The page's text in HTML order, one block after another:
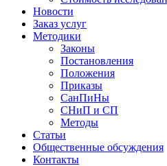
Новости
Заказ услуг
Методики
Законы
Постановления
Положения
Приказы
СанПиНы
СНиП и СП
Методы
Статьи
Общественные обсуждения
Контакты